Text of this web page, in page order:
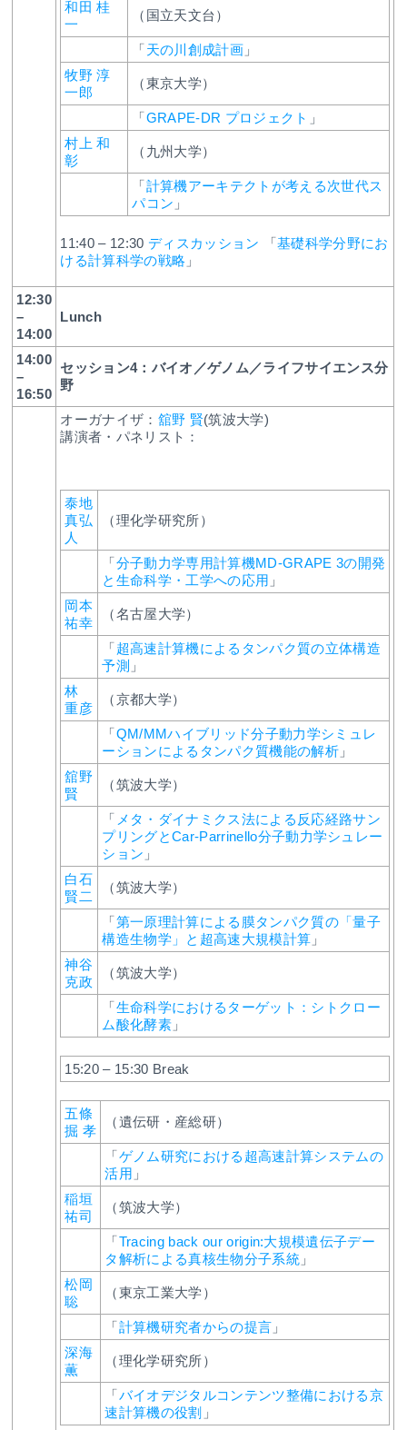
和田 桂
一
（国立天文台）
「天の川創成計画 」
牧野 淳
一郎
（東京大学）
「GRAPE-DR プロジェクト 」
村上 和
彰
（九州大学）
「計算機アーキテクトが考える次世代ス
パコン 」
11:40 – 12:30 ディスカッション 「基礎科学分野にお
ける計算科学の戦略 」
12:30
–
14:00
Lunch
14:00
–
16:50
セッション4：バイオ／ゲノム／ライフサイエンス分
野
オーガナイザ： 舘野 賢(筑波大学)
講演者・パネリスト：
泰地
真弘
人
（理化学研究所）
「分子動力学専用計算機MD-GRAPE 3の開発
と生命科学・工学への応用 」
岡本
祐幸
（名古屋大学）
「超高速計算機によるタンパク質の立体構造
予測 」
林
重彦
（京都大学）
「QM/MMハイブリッド分子動力学シミュレ
ーションによるタンパク質機能の解析」
舘野
賢
（筑波大学）
「 メタ・ダイナミクス法による反応経路サン
プリングとCar-Parrinello分子動力学シュレー
ション 」
白石
賢二
（筑波大学）
「第一原理計算による膜タンパク質の「量子
構造生物学」と超高速大規模計算 」
神谷
克政
（筑波大学）
「生命科学におけるターゲット：シトクロー
ム酸化酵素 」
15:20 – 15:30 Break
五條
掘 孝
（遺伝研・産総研）
「ゲノム研究における超高速計算システムの
活用 」
稲垣
祐司
（筑波大学）
「Tracing back our origin:大規模遺伝子デー
タ解析による真核生物分子系統」
松岡
聡
（東京工業大学）
「計算機研究者からの提言 」
深海
薫
（理化学研究所）
「バイオデジタルコンテンツ整備における京
速計算機の役割 」